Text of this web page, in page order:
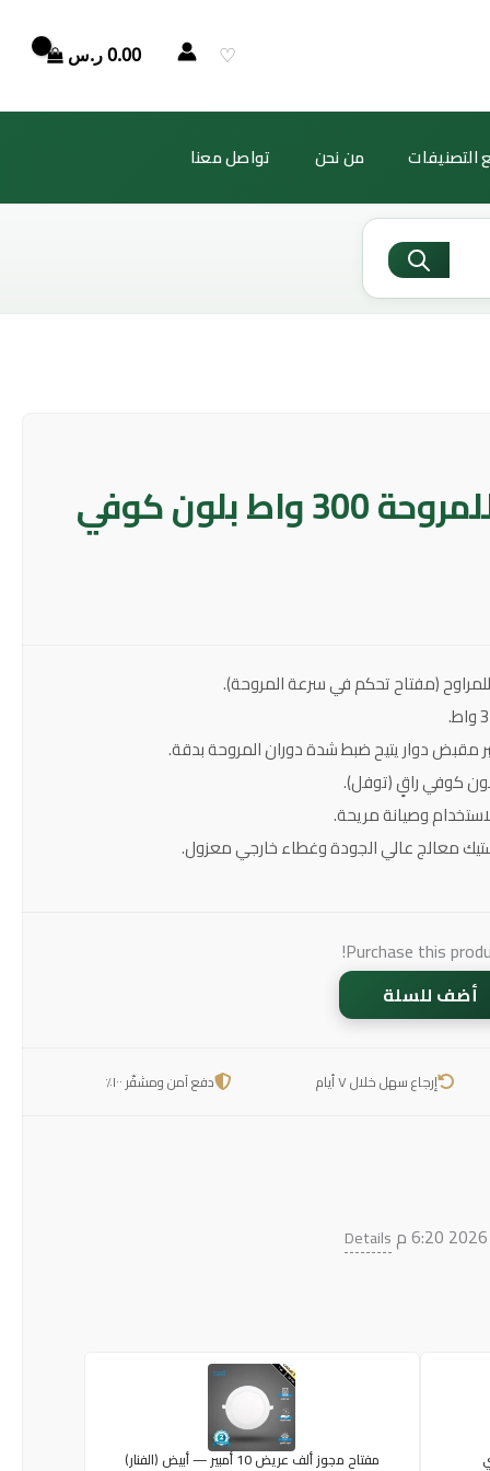
♡
0.00ر.س
التصنيفات من نحن تواصل معنا
مفتاح دايمر للمروحة 300 واط بلون كوفي
(مفتاح تحكم في سرعة المروحة).
دوار يتيح ضبط شدة دوران المروحة بدقة.
كوفي راقٍ (توفل).
وصيانة مريحة.
معالج عالي الجودة وغطاء خارجي معزول.
Purchase this
أضف للسلة
إرجاع سهل خلال ٧ أيام دفع آمن ومشفّر ١٠٠٪
Details
مفتاح مجوز ألف عريض 10 أمبير — أبيض (الفنار)